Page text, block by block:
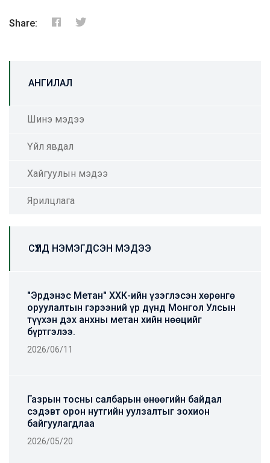
Share:
АНГИЛАЛ
Шинэ мэдээ
Үйл явдал
Хайгуулын мэдээ
Ярилцлага
СҮҮЛД НЭМЭГДСЭН МЭДЭЭ
"Эрдэнэс Метан" ХХК-ийн үзэглэсэн хөрөнгө
оруулалтын гэрээний үр дүнд Монгол Улсын
түүхэн дэх анхны метан хийн нөөцийг
бүртгэлээ.
2026/06/11
Газрын тосны салбарын өнөөгийн байдал
сэдэвт орон нутгийн уулзалтыг зохион
байгуулагдлаа
2026/05/20